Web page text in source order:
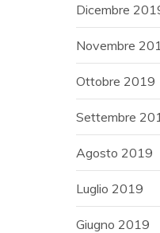
Dicembre
Novembre
Ottobre 2019
Settembre
Agosto 2019
Luglio 2019
Giugno 2019